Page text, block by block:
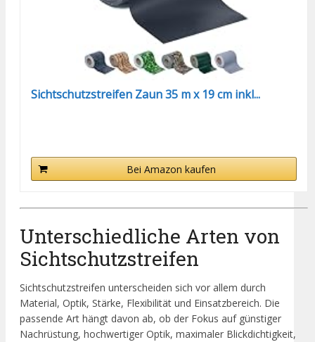
Sichtschutzstreifen Zaun 35 m x 19 cm inkl...
Bei Amazon kaufen
Unterschiedliche Arten von
Sichtschutzstreifen
Sichtschutzstreifen unterscheiden sich vor allem durch
Material, Optik, Stärke, Flexibilität und Einsatzbereich. Die
passende Art hängt davon ab, ob der Fokus auf günstiger
Nachrüstung, hochwertiger Optik, maximaler Blickdichtigkeit,